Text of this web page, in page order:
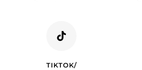
TIKTOK/